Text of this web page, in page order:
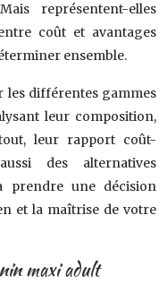
représentent-elles
coût et avantages
ensemble.
les différentes gammes
leur composition,
leur rapport coût-
des alternatives
prendre une décision
et la maîtrise de votre
maxi adult